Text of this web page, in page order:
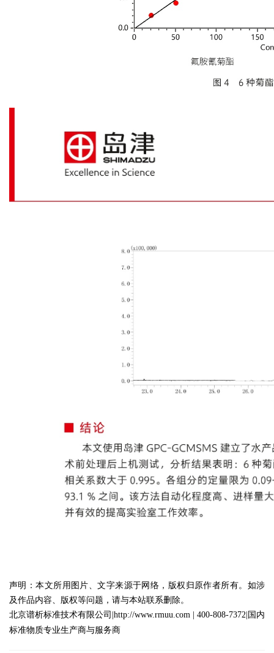
声明：本文所用图片、文字来源于网络，版权归原作者所有。如涉
及作品内容、版权等问题，请与本站联系删除。
北京谱析标准技术有限公司 http://www.rmuu.com 400-808-7372 国内
标准物质专业生产商与服务商